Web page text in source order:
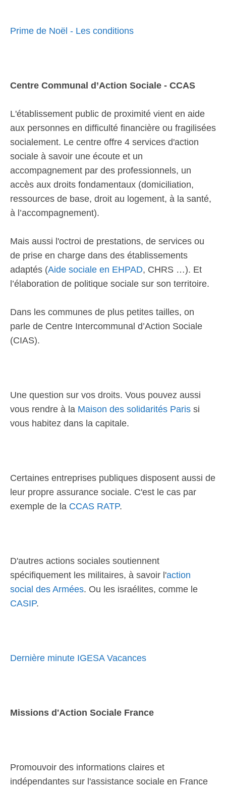
Prime de Noël - Les conditions
Centre Communal d’Action Sociale - CCAS
L'établissement public de proximité vient en aide
aux personnes en difficulté financière ou fragilisées
socialement. Le centre offre 4 services d'action
sociale à savoir une écoute et un
accompagnement par des professionnels, un
accès aux droits fondamentaux (domiciliation,
ressources de base, droit au logement, à la santé,
à l’accompagnement).
Mais aussi l'octroi de prestations, de services ou
de prise en charge dans des établissements
adaptés (Aide sociale en EHPAD, CHRS …). Et
l’élaboration de politique sociale sur son territoire.
Dans les communes de plus petites tailles, on
parle de Centre Intercommunal d’Action Sociale
(CIAS).
Une question sur vos droits. Vous pouvez aussi
vous rendre à la Maison des solidarités Paris si
vous habitez dans la capitale.
Certaines entreprises publiques disposent aussi de
leur propre assurance sociale. C'est le cas par
exemple de la CCAS RATP.
D'autres actions sociales soutiennent
spécifiquement les militaires, à savoir l'action
social des Armées. Ou les israélites, comme le
CASIP.
Dernière minute IGESA Vacances
Missions d'Action Sociale France
Promouvoir des informations claires et
indépendantes sur l'assistance sociale en France